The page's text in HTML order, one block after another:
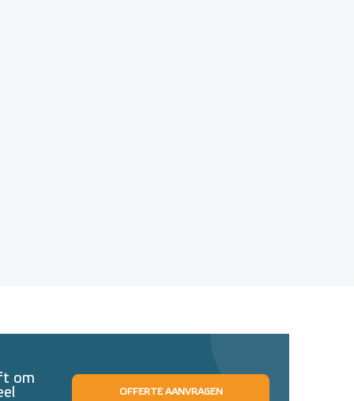
om
OFFERTE AANVRAGEN